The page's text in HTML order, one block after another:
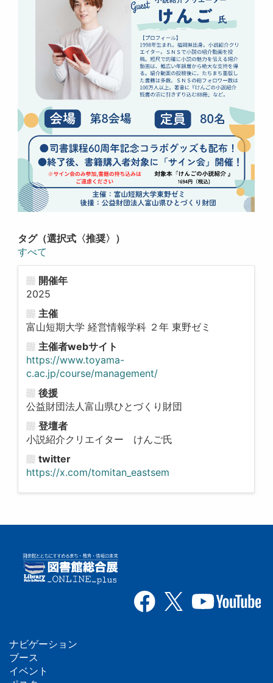
タグ（選択式〈推奨〉）
すべて
開催年
2025
主催
富山短期大学 経営情報学科 ２年 東野ゼミ
主催者webサイト
https://www.toyama-
c.ac.jp/course/management/
後援
公益財団法人富山県ひとづくり財団
登壇者
小説紹介クリエイター けんご氏
twitter
https://x.com/tomitan_eastsem
フ
ナビゲーション
ブース
イベント